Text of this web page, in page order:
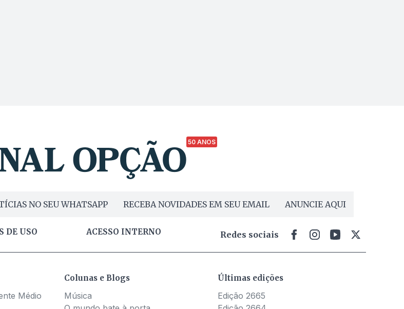
50 ANOS
NO SEU WHATSAPP RECEBA NOVIDADES EM SEU EMAIL ANUNCIE AQUI
DE USO ACESSO INTERNO Redes sociais
Médio
Colunas e Blogs
Música
Últimas edições
Edição 2665